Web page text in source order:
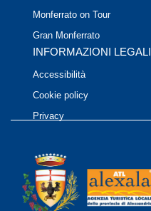
Monferrato on Tour
Gran Monferrato
INFORMAZIONI LEGALI
Accessibilità
Cookie policy
Privacy